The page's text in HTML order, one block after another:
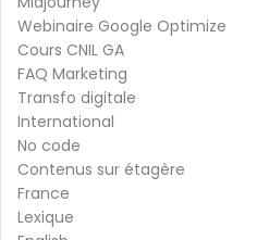
Webinaire Google Optimize
Cours CNIL GA
FAQ Marketing
Transfo digitale
International
No code
Contenus sur étagère
France
Lexique